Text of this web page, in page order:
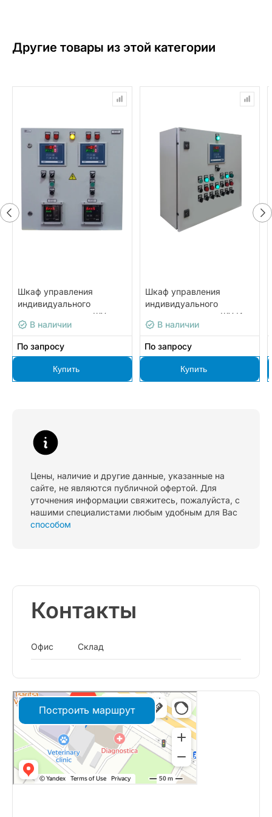
Другие товары из этой категории
Шкаф управления
индивидуального
теплового пункта ШУ
В наличии
По запросу
Купить
Шкаф управления
индивидуального
теплового пункта ШУ ИТП
32МНВ наличии
По запросу
Купить
Цены, наличие и другие данные, указанные на
сайте, не являются публичной офертой. Для
уточнения информации свяжитесь, пожалуйста, с
нашими специалистами любым удобным для Вас
способом
Контакты
Офис Склад
Построить маршрут